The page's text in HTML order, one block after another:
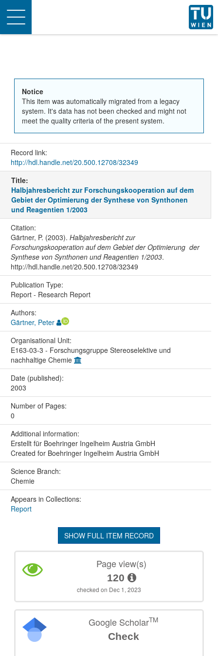
Toggle
navigation
Notice
This item was automatically migrated from a legacy
system. It's data has not been checked and might not
meet the quality criteria of the present system.
Record link:
http://hdl.handle.net/20.500.12708/32349
Title:
Halbjahresbericht zur Forschungskooperation auf dem
Gebiet der Optimierung der Synthese von Synthonen
und Reagentien 1/2003
Citation:
Gärtner, P. (2003). Halbjahresbericht zur
Forschungskooperation auf dem Gebiet der Optimierung der
Synthese von Synthonen und Reagentien 1/2003.
http://hdl.handle.net/20.500.12708/32349
Publication Type:
Report - Research Report
Authors:
Gärtner, Peter
Organisational Unit:
E163-03-3 - Forschungsgruppe Stereoselektive und
nachhaltige Chemie
Date (published):
2003
Number of Pages:
0
Additional information:
Erstellt für Boehringer Ingelheim Austria GmbH
Created for Boehringer Ingelheim Austria GmbH
Science Branch:
Chemie
Appears in Collections:
Report
SHOW FULL ITEM RECORD
Page view(s)
120
checked on Dec 1, 2023
Google ScholarTM
Check